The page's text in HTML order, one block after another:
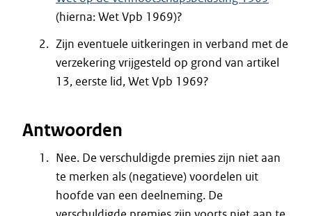
(hierna: Wet Vpb 1969)?
Zijn eventuele uitkeringen in verband met de
verzekering vrijgesteld op grond van artikel
13, eerste lid, Wet Vpb 1969?
Antwoorden
Nee. De verschuldigde premies zijn niet aan
te merken als (negatieve) voordelen uit
hoofde van een deelneming. De